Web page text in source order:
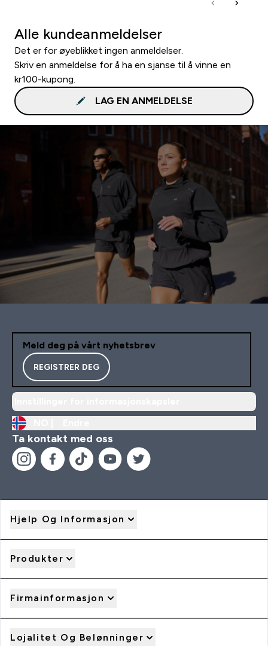
Alle kundeanmeldelser
Det er for øyeblikket ingen anmeldelser.
Skriv en anmeldelse for å ha en sjanse til å vinne en
kr100-kupong.
LAG EN ANMELDELSE
Meld deg på vårt nyhetsbrev
REGISTRER DEG
Ta kontakt med oss
Hjelp Og Informasjon
Produkter
Firmainformasjon
Lojalitet Og Belønninger